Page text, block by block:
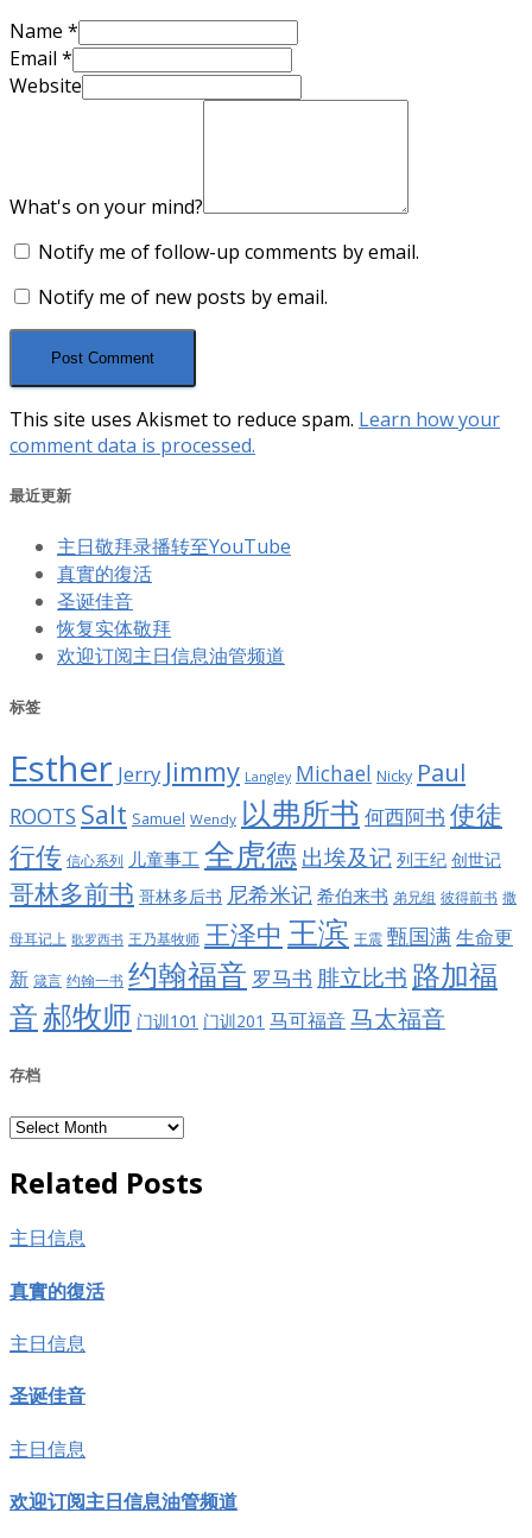
Name *
Email *
Website
What's on your mind?
Notify me of follow-up comments by email.
Notify me of new posts by email.
This site uses Akismet to reduce spam. Learn how your
comment data is processed.
最近更新
主日敬拜录播转至YouTube
真實的復活
圣诞佳音
恢复实体敬拜
欢迎订阅主日信息油管频道
标签
Esther Jerry Jimmy Langley Michael Nicky Paul
ROOTS Salt Samuel Wendy 以弗所书 何西阿书 使徒
行传 信心系列 儿童事工 全虎德出埃及记 列王纪 创世记
哥林多前书 哥林多后书 尼希米记 希伯来书 弟兄组 彼得前书 撒
母耳记上 歌罗西书 王乃基牧师 王泽中 王滨 王震 甄国满生命更
新 箴言 约翰一书 约翰福音 罗马书 腓立比书 路加福
音郝牧师 门训101 门训201 马可福音 马太福音
存档
存
Related Posts
主日信息
真實的復活
主日信息
圣诞佳音
主日信息
欢迎订阅主日信息油管频道